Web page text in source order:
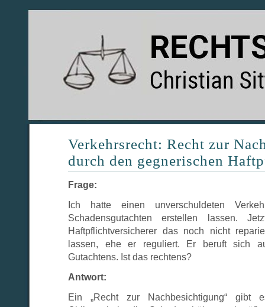
Verkehrsrecht: Recht zur
durch den gegnerischen
Frage:
Ich hatte einen unverschuldeten
Schadensgutachten erstellen lassen.
Haftpflichtversicherer das noch nicht
lassen, ehe er reguliert. Er beruft sich
Gutachtens. Ist das rechtens?
Antwort:
Ein „Recht zur Nachbesichtigung“